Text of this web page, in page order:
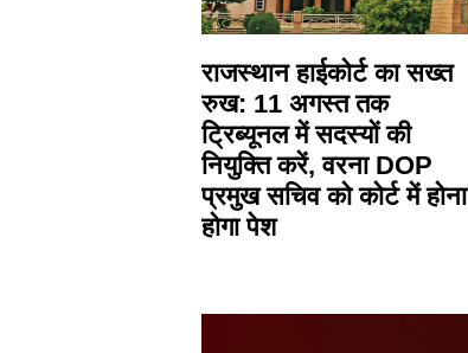
राजस्थान हाईकोर्ट का सख्त
रुख: 11 अगस्त तक
ट्रिब्यूनल में सदस्यों की
नियुक्ति करें, वरना DOP
प्रमुख सचिव को कोर्ट में होना
होगा पेश